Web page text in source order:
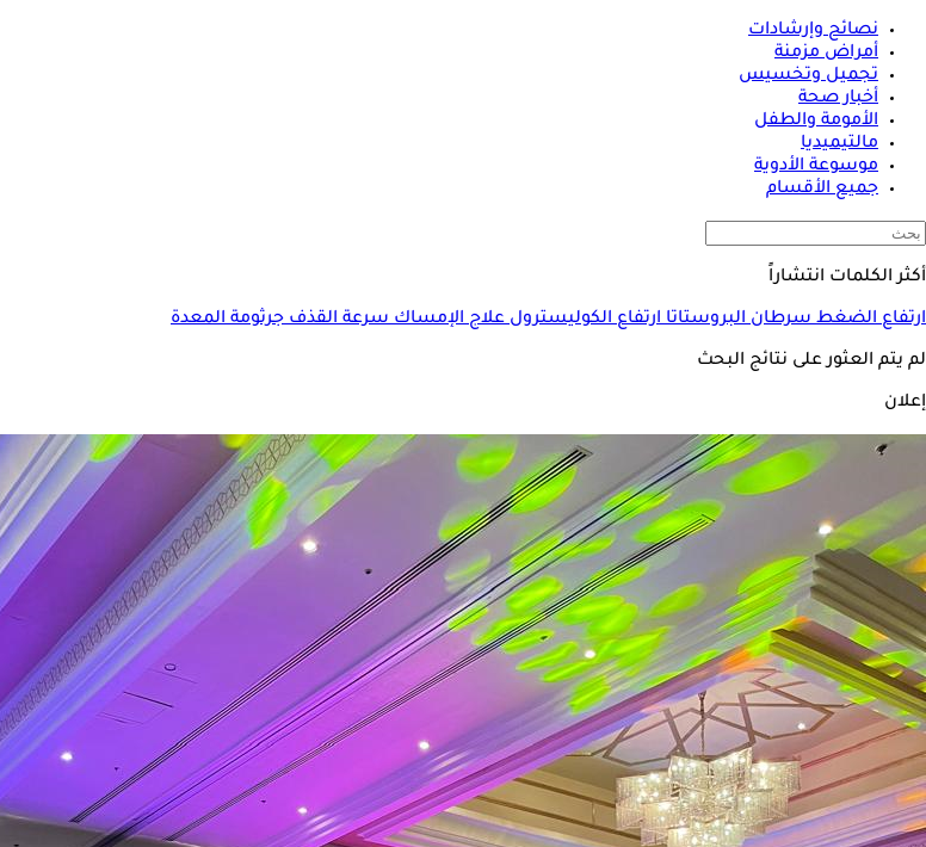
نصائح وإرشادات
أمراض مزمنة
تجميل وتخسيس
أخبار صحة
الأمومة والطفل
مالتيميديا
موسوعة الأدوية
جميع الأقسام
أكثر الكلمات انتشاراً
ارتفاع الضغطسرطان البروستاتاارتفاع الكوليسترولعلاج الإمساكسرعة القذفجرثومة المعدة
لم يتم العثور على نتائج البحث
إعلان